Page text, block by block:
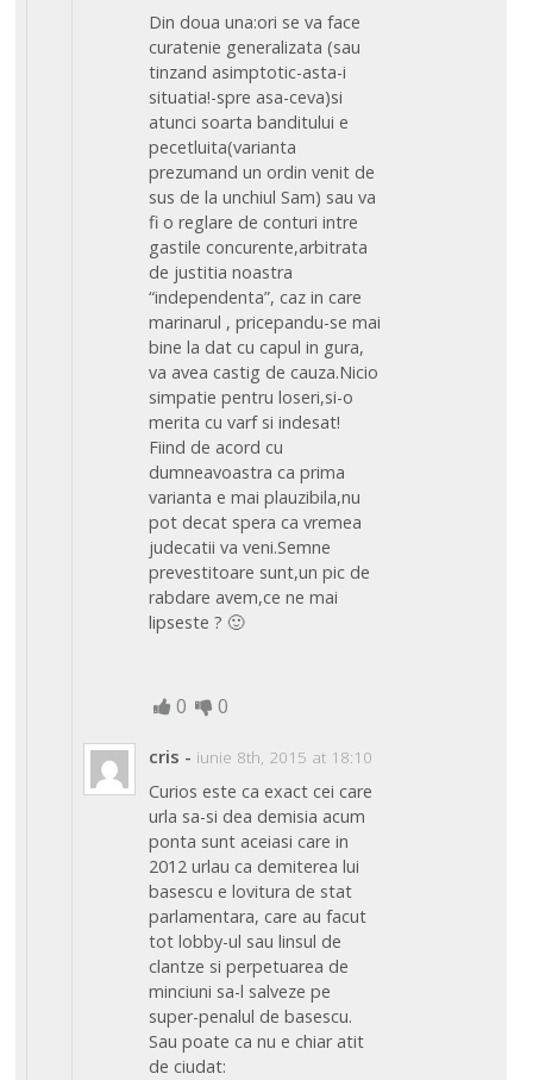
Din doua una:ori se va face
curatenie generalizata (sau
tinzand asimptotic-asta-i
situatia!-spre asa-ceva)si
atunci soarta banditului e
pecetluita(varianta
prezumand un ordin venit de
sus de la unchiul Sam) sau va
fi o reglare de conturi intre
gastile concurente,arbitrata
de justitia noastra
“independenta”, caz in care
marinarul , pricepandu-se mai
bine la dat cu capul in gura,
va avea castig de cauza.Nicio
simpatie pentru loseri,si-o
merita cu varf si indesat!
Fiind de acord cu
dumneavoastra ca prima
varianta e mai plauzibila,nu
pot decat spera ca vremea
judecatii va veni.Semne
prevestitoare sunt,un pic de
rabdare avem,ce ne mai
lipseste ? 🙂
0 0
cris - iunie 8th, 2015 at 18:10
Curios este ca exact cei care
urla sa-si dea demisia acum
ponta sunt aceiasi care in
2012 urlau ca demiterea lui
basescu e lovitura de stat
parlamentara, care au facut
tot lobby-ul sau linsul de
clantze si perpetuarea de
minciuni sa-l salveze pe
super-penalul de basescu.
Sau poate ca nu e chiar atit
de ciudat: